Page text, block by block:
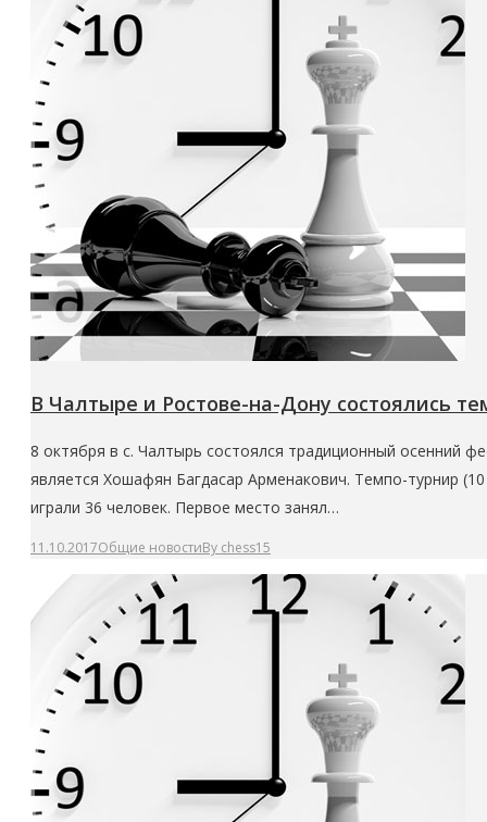
В Чалтыре и Ростове-на-Дону состоялись
8 октября в с. Чалтырь состоялся традиционный осенний
является Хошафян Багдасар Арменакович. Темпо-турнир
играли 36 человек. Первое место занял…
11.10.2017Общие новостиBy chess15